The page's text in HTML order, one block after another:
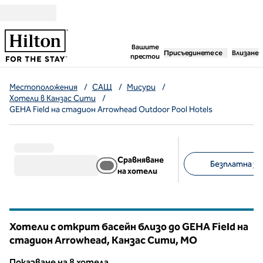
Вашите
престои
,отваря нов раздел
Присъединете се Влизане
Местоположения / САЩ / Мисури
/
Хотели в Канзас Сити
/
GEHA Field на стадион Arrowhead Outdoor Pool Hotels
Сравняване
на хотели
Безплатна
Хотели с открит басейн близо до GEHA Field на
стадион Arrowhead, Канзас Сити, MO